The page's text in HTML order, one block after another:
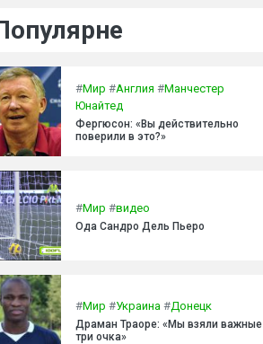
#Мир #Англия #Манчестер
Юнайтед
Фергюсон: «Вы действительно
поверили в это?»
#Мир #видео
Ода Сандро Дель Пьеро
#Мир #Украина #Донецк
Драман Траоре: «Мы взяли важные
три очка»